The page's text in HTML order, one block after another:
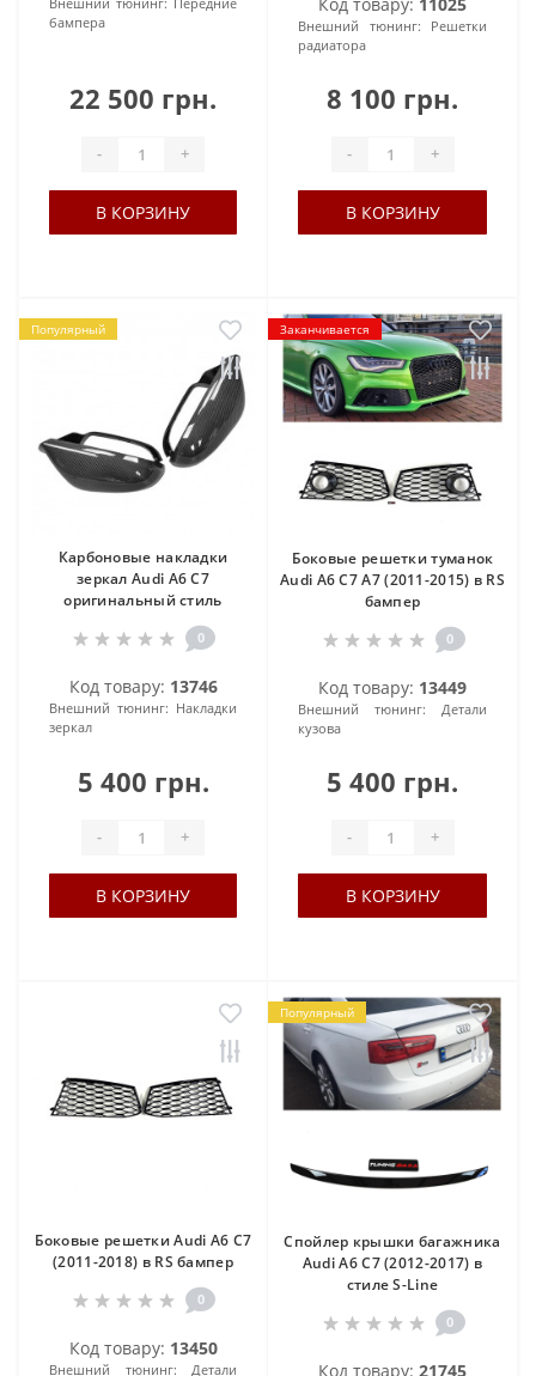
бампера
22 500 грн.
- +
В КОРЗИНУ
Внешний тюнинг:
Решетки
радиатора
8 100 грн.
- +
В КОРЗИНУ
Популярный
Карбоновые накладки
зеркал Audi A6 C7
оригинальный стиль
0
Код товару: 13746
Внешний тюнинг: Накладки
зеркал
5 400 грн.
- +
В КОРЗИНУ
Заканчивается
Боковые решетки туманок
Audi A6 C7 A7 (2011-2015) в RS
бампер
0
Код товару: 13449
Внешний тюнинг:
Детали
кузова
5 400 грн.
- +
В КОРЗИНУ
Боковые решетки Audi A6 C7
(2011-2018) в RS бампер
0
Код товару: 13450
Внешний тюнинг:
Детали
Популярный
Спойлер крышки багажника
Audi A6 C7 (2012-2017) в
стиле S-Line
0
Код товару: 21745